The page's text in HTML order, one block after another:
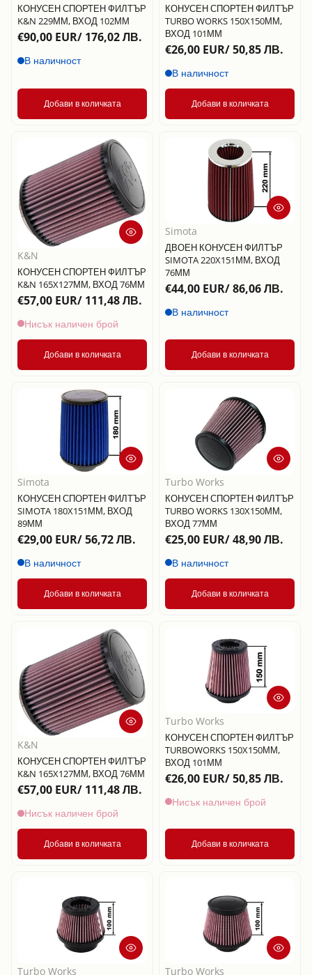
КОНУСЕН СПОРТЕН ФИЛТЪР
K&N 229ММ, ВХОД 102ММ
€90,00 EUR/ 176,02 ЛВ.
В наличност
Добави в количката
КОНУСЕН СПОРТЕН ФИЛТЪР
TURBO WORKS 150X150ММ,
ВХОД 101ММ
€26,00 EUR/ 50,85 ЛВ.
В наличност
Добави в количката
K&N
КОНУСЕН СПОРТЕН ФИЛТЪР
K&N 165X127ММ, ВХОД 76ММ
€57,00 EUR/ 111,48 ЛВ.
Нисък наличен брой
Добави в количката
Simota
ДВОЕН КОНУСЕН ФИЛТЪР
SIMOTA 220X151ММ, ВХОД
76ММ
€44,00 EUR/ 86,06 ЛВ.
В наличност
Добави в количката
Simota
КОНУСЕН СПОРТЕН ФИЛТЪР
SIMOTA 180X151ММ, ВХОД
89ММ
€29,00 EUR/ 56,72 ЛВ.
В наличност
Добави в количката
Turbo Works
КОНУСЕН СПОРТЕН ФИЛТЪР
TURBO WORKS 130X150ММ,
ВХОД 77ММ
€25,00 EUR/ 48,90 ЛВ.
В наличност
Добави в количката
K&N
КОНУСЕН СПОРТЕН ФИЛТЪР
K&N 165X127ММ, ВХОД 76ММ
€57,00 EUR/ 111,48 ЛВ.
Нисък наличен брой
Добави в количката
Turbo Works
КОНУСЕН СПОРТЕН ФИЛТЪР
TURBOWORKS 150X150ММ,
ВХОД 101ММ
€26,00 EUR/ 50,85 ЛВ.
Нисък наличен брой
Добави в количката
Turbo Works Turbo Works